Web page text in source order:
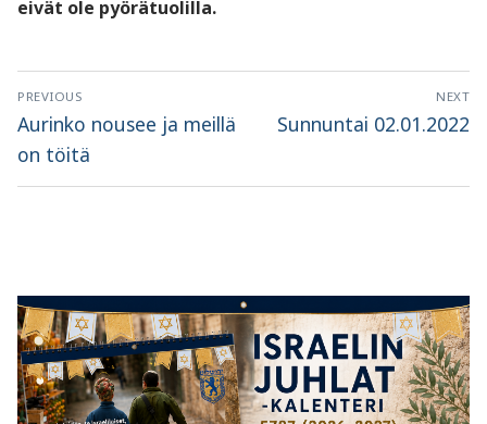
eivät ole pyörätuolilla.
Artikkelien
selaus
PREVIOUS
Previous
post:
Aurinko nousee ja meillä
on töitä
NEXT
Next
Sunnuntai 02.01.2022